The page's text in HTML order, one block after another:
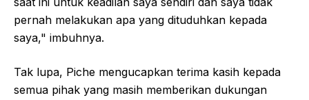
pernah melakukan apa yang dituduhkan kepada
saya," imbuhnya.
Tak lupa, Piche mengucapkan terima kasih kepada
semua pihak yang masih memberikan dukungan